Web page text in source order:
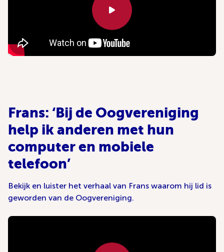
Frans: ‘Bij de Oogvereniging
help ik anderen met hun
computer en mobiele
telefoon’
Bekijk en luister het verhaal van Frans waarom hij lid is
geworden van de Oogvereniging.